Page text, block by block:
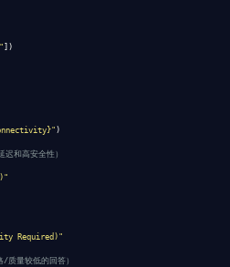
])
)
和高安全性）
Required)"
质量较低的回答）